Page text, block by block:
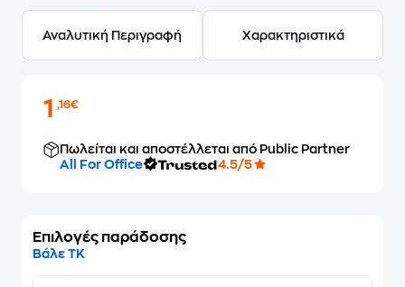
Αναλυτική Περιγραφή Χαρακτηριστικά
1,16€
Πωλείται και αποστέλλεται από Public Partner
All For Office
4.5/5
Επιλογές παράδοσης
Βάλε ΤΚ